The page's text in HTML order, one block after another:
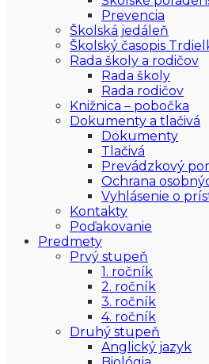
Prevencia
Školská jedáleň
Školský časopis
Rada školy a rodičov
Rada školy
Rada rodičov
Knižnica – pobočka
Dokumenty a tlačivá
Dokumenty
Tlačivá
Prevádzkový
Ochrana
Vyhlásenie o
Kontakty
Poďakovanie
Predmety
Prvý stupeň
1. ročník
2. ročník
3. ročník
4. ročník
Druhý stupeň
Anglický jazyk